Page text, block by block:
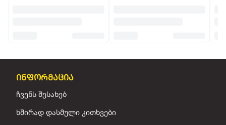
ინფორმაცია
ჩვენს შესახებ
ხშირად დასმული კითხვები